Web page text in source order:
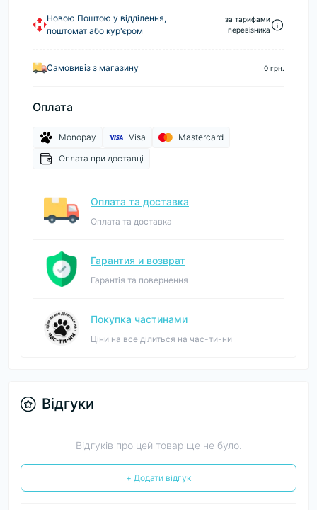
Новою Поштою у відділення,
поштомат або кур'єром
за тарифами
перевізника
Самовивіз з магазину 0 грн.
Оплата
Monopay Visa
Mastercard
Оплата при доставці
Оплата та доставка
Оплата та доставка
Гарантия и возврат
Гарантія та повернення
Покупка частинами
Ціни на все ділиться на час-ти-ни
Відгуки
Відгуків про цей товар ще не було.
+ Додати відгук